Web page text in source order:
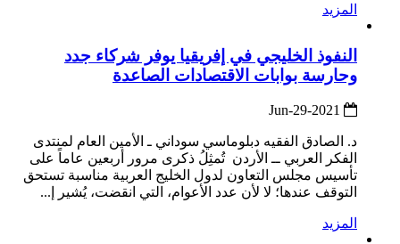
المزيد
النفوذ الخليجي في إفريقيا يوفر شركاء جدد
وحارسة بوابات الاقتصادات الصاعدة
د. الصادق الفقيه دبلوماسي سوداني ـ الأمين العام لمنتدى
الفكر العربي ــ الأردن تُمثِلُ ذكرى مرور أربعين عاماً على
تأسيس مجلس التعاون لدول الخليج العربية مناسبة تستحق
التوقف عندها؛ لا لأن عدد الأعوام، التي انقضت، يُشير إ...
المزيد